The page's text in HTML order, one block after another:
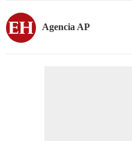
Agencia AP